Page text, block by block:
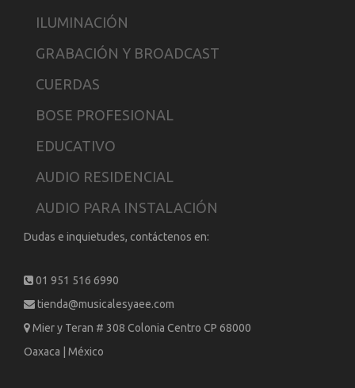
ILUMINACIÓN
GRABACIÓN Y BROADCAST
CUERDAS
BOSE PROFESIONAL
EDUCATIVO
AUDIO RESIDENCIAL
AUDIO PARA INSTALACIÓN
Dudas e inquietudes, contáctenos en:
01 951 516 6990
tienda@musicalesyaee.com
Mier y Teran # 308 Colonia Centro CP 68000
Oaxaca | México